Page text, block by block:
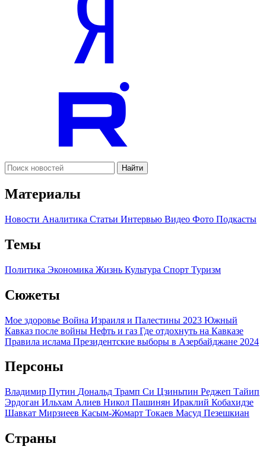
Найти
Материалы
Новости Аналитика Статьи Интервью Видео Фото Подкасты
Темы
Политика Экономика Жизнь Культура Спорт Туризм
Сюжеты
Мое здоровье Война Израиля и Палестины 2023 Южный
Кавказ после войны Нефть и газ Где отдохнуть на Кавказе
Правила ислама Президентские выборы в Азербайджане 2024
Персоны
Владимир Путин Дональд Трамп Си Цзиньпин Реджеп Тайип
Эрдоган Ильхам Алиев Никол Пашинян Ираклий Кобахидзе
Шавкат Мирзиеев Касым-Жомарт Токаев Масуд Пезешкиан
Страны